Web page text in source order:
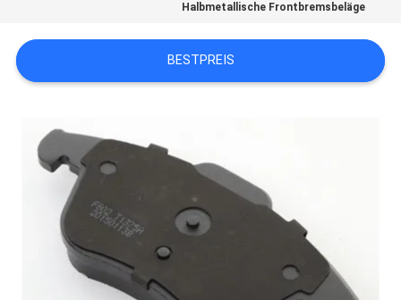
PRIVACY
POLICY
Halbmetallische Frontbremsbeläge
BESTPREIS